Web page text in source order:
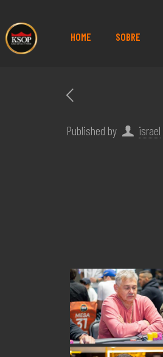
HOME SOBRE
Published by israel